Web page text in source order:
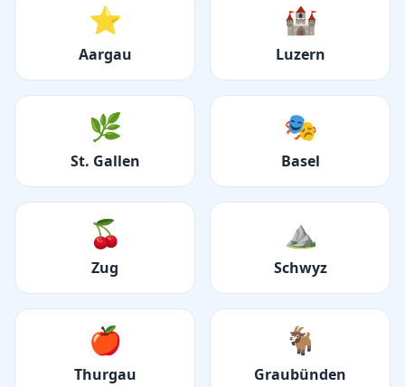
⭐
Aargau
🏰
Luzern
🌿
St. Gallen
🎭
Basel
🍒
Zug
⛰️
Schwyz
🍎
Thurgau
🐐
Graubünden